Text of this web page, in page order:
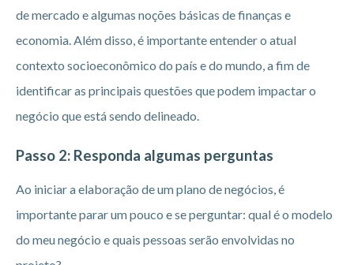
de mercado e algumas noções básicas de finanças e
economia. Além disso, é importante entender o atual
contexto socioeconômico do país e do mundo, a fim de
identificar as principais questões que podem impactar o
negócio que está sendo delineado.
Passo 2: Responda algumas perguntas
Ao iniciar a elaboração de um plano de negócios, é
importante parar um pouco e se perguntar: qual é o modelo
do meu negócio e quais pessoas serão envolvidas no